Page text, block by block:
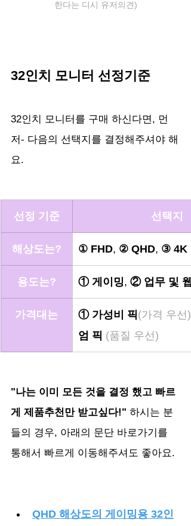
한다는 디시 유저의견)
32인치 모니터 선정기준
32인치 모니터를 구매 하신다면, 먼
저- 다음의 선택지를 결정해주셔야 해
요.
선정 기준 선택지
해상도는? ① FHD, ② QHD, ③ 4K
용도는? ① 게이밍, ② 업무 및 웹
가격대는 ① 가성비 픽(가격 우선)
엄 픽 (품질 우선)
"나는 이미 모든 것을 결정 했고 빠르
게 제품추천만 받고싶다!" 하시는 분
들의 경우, 아래의 문단 바로가기를
통해서 빠르게 이동해주셔도 좋아요.
QHD 해상도의 게이밍용 32인